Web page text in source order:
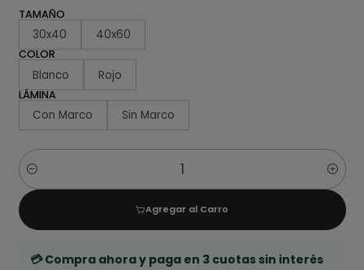
TAMAÑO
30x40 40x60
COLOR
Blanco Rojo
LÁMINA
Con Marco Sin Marco
Cantidad
Agregar al Carro
💳 Compra ahora y paga en 3 cuotas sin interés